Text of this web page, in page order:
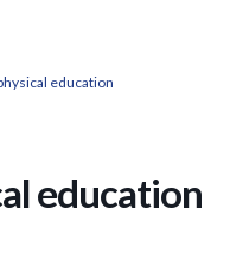
education
education